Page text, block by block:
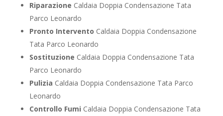
Riparazione Caldaia Doppia Condensazione Tata
Parco Leonardo
Pronto Intervento Caldaia Doppia Condensazione
Tata Parco Leonardo
Sostituzione Caldaia Doppia Condensazione Tata
Parco Leonardo
Pulizia Caldaia Doppia Condensazione Tata Parco
Leonardo
Controllo Fumi Caldaia Doppia Condensazione Tata